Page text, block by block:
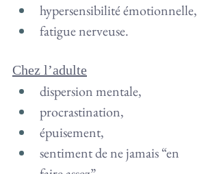
hypersensibilité émotionnelle,
fatigue nerveuse.
Chez l’adulte
dispersion mentale,
procrastination,
épuisement,
sentiment de ne jamais “en